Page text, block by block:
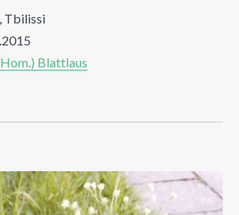
Tbilissi
Blattlaus